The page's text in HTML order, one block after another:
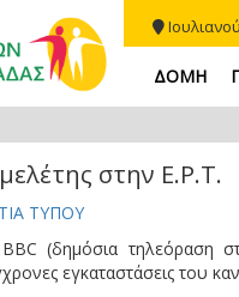
ΔΟΜΗ
στην Ε.Ρ.Τ.
ΤΥΠΟΥ
(δημόσια τηλεόραση
εγκαταστάσεις του